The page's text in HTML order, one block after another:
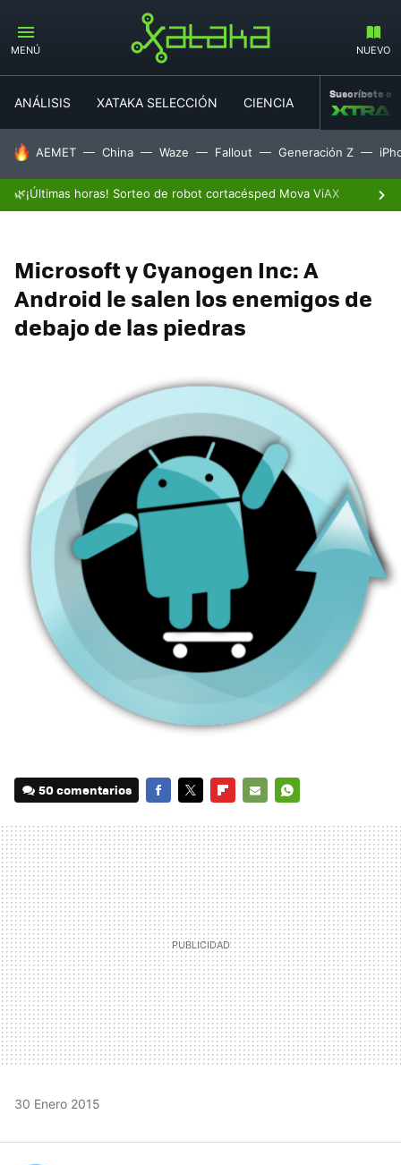
MENÚ NUEVO
ANÁLISIS XATAKA SELECCIÓN CIENCIA MOVILIDAD
Suscríbete a
HOY SE HABLA DE
AEMET China Waze Fallout Generación Z
🌿¡Últimas horas! Sorteo de robot cortacésped Mova ViAX
Microsoft y Cyanogen Inc: A
Android le salen los enemigos de
debajo de las piedras
50 comentarios
MAIL
30 Enero 2015